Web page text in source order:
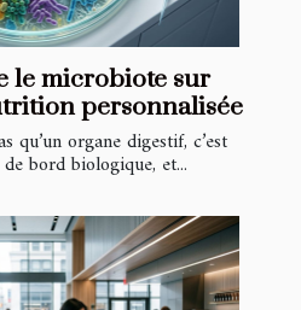
le microbiote sur
personnalisée
qu’un organe digestif, c’est
bord biologique, et...